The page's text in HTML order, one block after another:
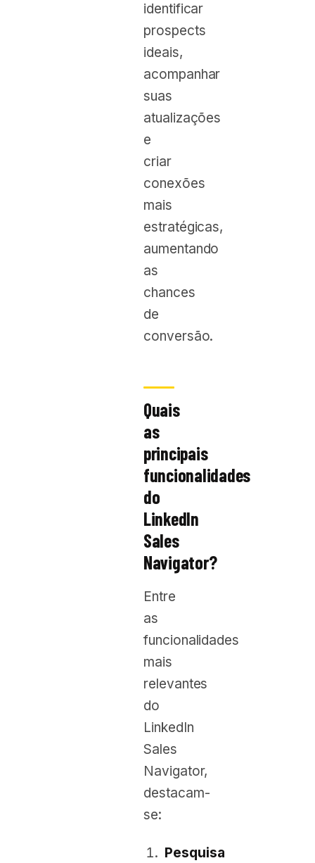
identificar
prospects
ideais,
acompanhar
suas
atualizações
e
criar
conexões
mais
estratégicas,
aumentando
as
chances
de
conversão.
Quais
as
principais
funcionalidades
do
LinkedIn
Sales
Navigator?
Entre
as
funcionalidades
mais
relevantes
do
LinkedIn
Sales
Navigator,
destacam-
se:
Pesquisa